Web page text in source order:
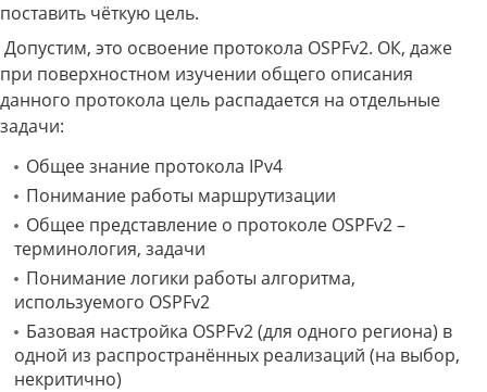
поставить чёткую цель.
Допустим, это освоение протокола OSPFv2. ОК, даже
при поверхностном изучении общего описания
данного протокола цель распадается на отдельные
задачи:
Общее знание протокола IPv4
Понимание работы маршрутизации
Общее представление о протоколе OSPFv2 –
терминология, задачи
Понимание логики работы алгоритма,
используемого OSPFv2
Базовая настройка OSPFv2 (для одного региона) в
одной из распространённых реализаций (на выбор,
некритично)